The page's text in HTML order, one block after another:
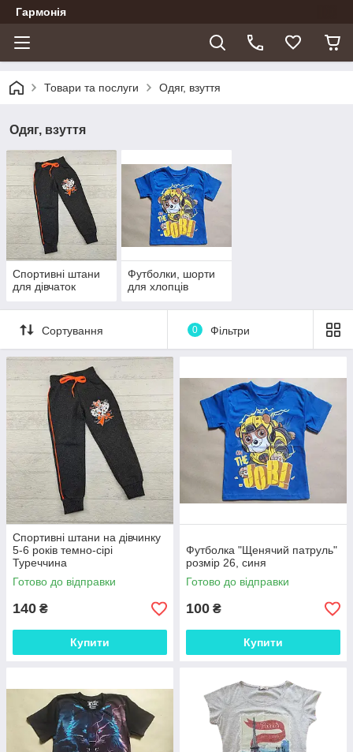
Гармонія
Товари та послуги Одяг, взуття
Одяг, взуття
Спортивні штани
для дівчаток
Футболки, шорти
для хлопців
Сортування 0 Фільтри
Спортивні штани на дівчинку
5-6 років темно-сірі
Туреччина
Готово до відправки
140 ₴
Купити
Футболка "Щенячий патруль"
розмір 26, синя
Готово до відправки
100 ₴
Купити